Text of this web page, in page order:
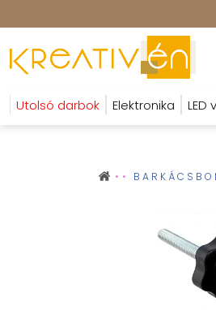
Utolsó darbok Elektronika LED